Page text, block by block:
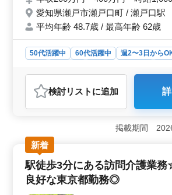
務でも気さくに聞ける環
応募お待ちしております！
愛知県瀬戸市瀬戸口町 / 瀬戸口駅
平均年齢 48.7歳 / 最高年齢 62歳
50代活躍中 60代活躍中 週2〜3日から
介護福祉士・介護スタ
おすすめポイント
＜地域密着型の職場環境＞ 勤務地は
置する地域密着型の訪問介護ステーシ
コミュニティに深く根ざした活動を行っ
員が地域の利用者様に寄り添ったサー
ます。 地域密着型の職場環境で、仕事
感を得られます。 ＜多様な雇用形態
フト制＞ 正社員、契約社員、アルバイ
検討リスト に追加
掲載期間
新着
駅徒歩3分にある訪問介護業
良好な東京都勤務◎